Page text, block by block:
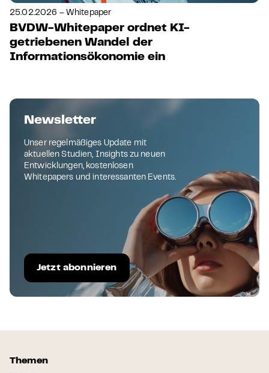
25.02.2026 – Whitepaper
BVDW-Whitepaper ordnet KI-
getriebenen Wandel der
Informationsökonomie ein
Newsletter
Unser regelmäßiges Update mit
aktuellen Studien, Insights zu neuen
Entwicklungen, kostenlosen
Whitepapers und interessanten Events.
Jetzt abonnieren
Themen